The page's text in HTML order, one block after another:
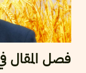
فصل المقال